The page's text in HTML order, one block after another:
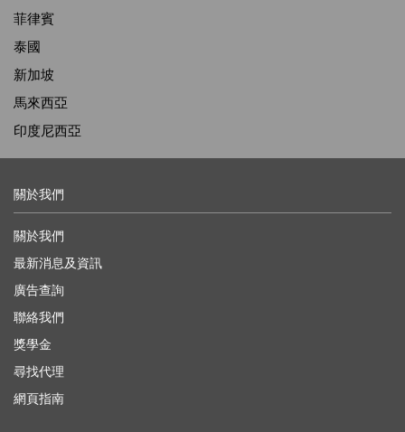
菲律賓
泰國
新加坡
馬來西亞
印度尼西亞
關於我們
關於我們
最新消息及資訊
廣告查詢
聯絡我們
獎學金
尋找代理
網頁指南